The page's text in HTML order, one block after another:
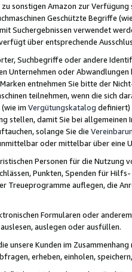
sonstigen Amazon zur
Geschützte Begriffe
Suchergebnissen verwendet
über entsprechende
Suchbegriffe oder andere
Unternehmen oder
entnehmen Sie bitte der
teilnehmen, wenn die sich
im Vergütungskatalog definiert)
stellen, damit Sie bei
solange Sie die
oder mittelbar über eine
Personen für die Nutzung
Punkten, Spenden für
Treueprogramme auflegen, die
Formularen oder
auslegen oder ausfüllen.
unsere Kunden im
erheben, einholen,